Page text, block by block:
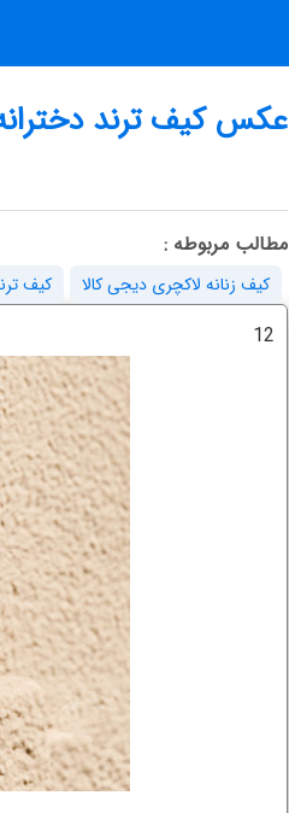
عکس کیف ترند
مطالب مربوطه :
کیف زنانه لاکچری دیجی کالا کیف ترند
12